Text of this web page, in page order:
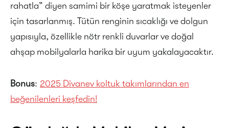
rahatla” diyen samimi bir köşe yaratmak isteyenler
için tasarlanmış. Tütün renginin sıcaklığı ve dolgun
yapısıyla, özellikle nötr renkli duvarlar ve doğal
ahşap mobilyalarla harika bir uyum yakalayacaktır.
Bonus: 2025 Divanev koltuk takımlarından en
beğenilenleri keşfedin!